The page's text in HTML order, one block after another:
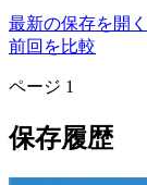
最新の保存を開く
前回を比較
ページ 1
保存履歴